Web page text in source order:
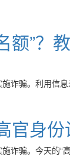
额”？
诈骗。利用信息
官身份
诈骗。今天的“